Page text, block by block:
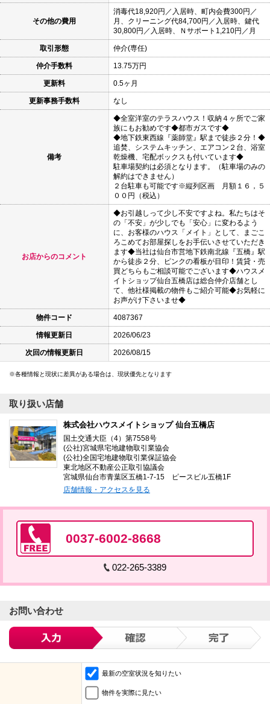
その他の費用
消毒代18,920円／入居時、町内会費300円／
月、クリーニング代84,700円／入居時、鍵代
30,800円／入居時、Ｎサポート1,210円／月
取引形態 仲介(専任)
仲介手数料 13.75万円
更新料 0.5ヶ月
更新事務手数料 なし
備考
◆全室洋室のテラスハウス！収納４ヶ所でご家
族にもお勧めです◆都市ガスです◆
◆地下鉄東西線『薬師堂』駅まで徒歩２分！◆
追焚、システムキッチン、エアコン２台、浴室
乾燥機、宅配ボックスも付いています◆
駐車場契約は必須となります。（駐車場のみの
解約はできません）
２台駐車も可能です※縦列区画 月額１６，５
００円（税込）
お店からのコメント
◆お引越しって少し不安ですよね。私たちはそ
の「不安」が少しでも「安心」に変わるよう
に、お客様のハウス「メイト」として、まごこ
ろこめてお部屋探しをお手伝いさせていただき
ます◆当社は仙台市営地下鉄南北線『五橋』駅
から徒歩２分、ピンクの看板が目印！賃貸・売
買どちらもご相談可能でございます◆ハウスメ
イトショップ仙台五橋店は総合仲介店舗とし
て、他社様掲載の物件もご紹介可能◆お気軽に
お声がけ下さいませ◆
物件コード 4087367
情報更新日 2026/06/23
次回の情報更新日 2026/08/15
各種情報と現状に差異がある場合は、現状優先となります
取り扱い店舗
株式会社ハウスメイトショップ 仙台五橋店
国土交通大臣（4）第7558号
(公社)宮城県宅地建物取引業協会
(公社)全国宅地建物取引業保証協会
東北地区不動産公正取引協議会
宮城県仙台市青葉区五橋1-7-15 ピースビル五橋1F
店舗情報・アクセスを見る
0037-6002-8668
022-265-3389
お問い合わせ
最新の空室状況を知りたい
物件を実際に見たい